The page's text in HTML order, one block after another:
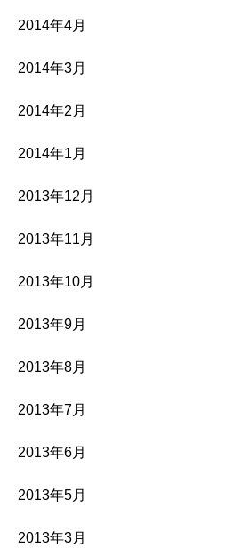
2014年4月
2014年3月
2014年2月
2014年1月
2013年12月
2013年11月
2013年10月
2013年9月
2013年8月
2013年7月
2013年6月
2013年5月
2013年3月